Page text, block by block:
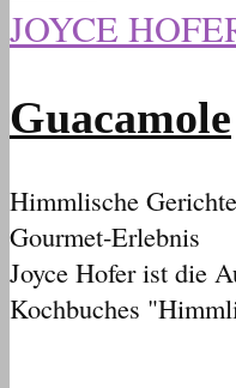
JOYCE
Guacamole
Himmlische
Gourmet-Erlebnis
Joyce Hofer ist die
Kochbuches